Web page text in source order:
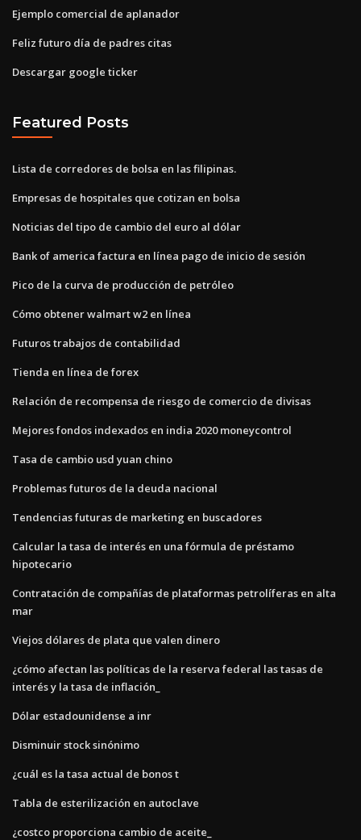
Ejemplo comercial de aplanador
Feliz futuro día de padres citas
Descargar google ticker
Featured Posts
Lista de corredores de bolsa en las filipinas.
Empresas de hospitales que cotizan en bolsa
Noticias del tipo de cambio del euro al dólar
Bank of america factura en línea pago de inicio de sesión
Pico de la curva de producción de petróleo
Cómo obtener walmart w2 en línea
Futuros trabajos de contabilidad
Tienda en línea de forex
Relación de recompensa de riesgo de comercio de divisas
Mejores fondos indexados en india 2020 moneycontrol
Tasa de cambio usd yuan chino
Problemas futuros de la deuda nacional
Tendencias futuras de marketing en buscadores
Calcular la tasa de interés en una fórmula de préstamo
hipotecario
Contratación de compañías de plataformas petrolíferas en alta
mar
Viejos dólares de plata que valen dinero
¿cómo afectan las políticas de la reserva federal las tasas de
interés y la tasa de inflación_
Dólar estadounidense a inr
Disminuir stock sinónimo
¿cuál es la tasa actual de bonos t
Tabla de esterilización en autoclave
¿costco proporciona cambio de aceite_